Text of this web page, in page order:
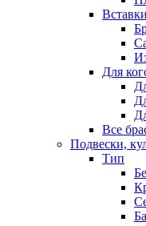
Вставки
Для
Все
Подвески,
Тип